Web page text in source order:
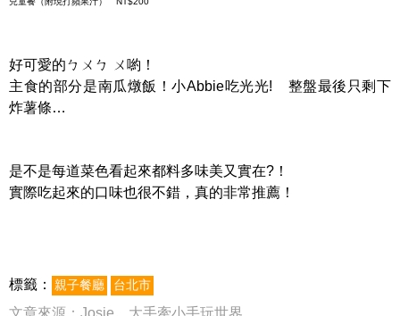
好可愛的ㄅㄨㄅ ㄨ喲！
主食的部分是南瓜燉飯！小Abbie吃光光! 整盤最後只剩下
炸薯條…
是不是每道菜色看起來都料多味美又實在?！
實際吃起來的口味也很不錯，真的非常推薦！
標籤： 親子餐廳 台北市
文章來源： Josie。大手牽小手玩世界